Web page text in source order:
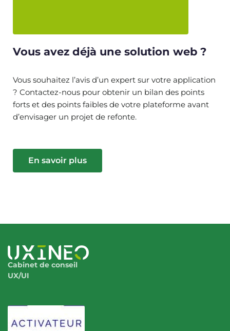
Vous avez déjà une solution web ?
Vous souhaitez l’avis d’un expert sur votre application
? Contactez-nous pour obtenir un bilan des points
forts et des points faibles de votre plateforme avant
d’envisager un projet de refonte.
En savoir plus
Cabinet de conseil
UX/UI